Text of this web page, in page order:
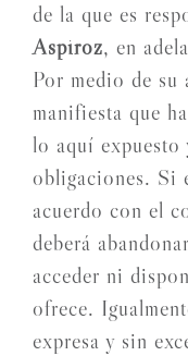
de la que es
Aspiroz, en
Por medio de su
manifiesta que
lo aquí expuesto
obligaciones. Si
acuerdo con el
deberá
acceder ni
ofrece.
expresa y sin